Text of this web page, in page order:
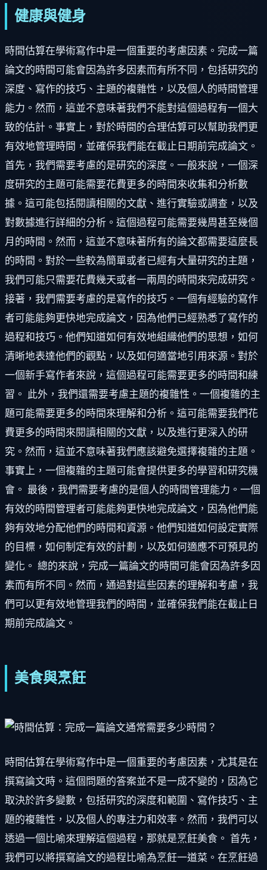
健康與健身
時間估算在學術寫作中是一個重要的考慮因素。完成一篇
論文的時間可能會因為許多因素而有所不同，包括研究的
深度、寫作的技巧、主題的複雜性，以及個人的時間管理
能力。然而，這並不意味著我們不能對這個過程有一個大
致的估計。事實上，對於時間的合理估算可以幫助我們更
有效地管理時間，並確保我們能在截止日期前完成論文。
首先，我們需要考慮的是研究的深度。一般來說，一個深
度研究的主題可能需要花費更多的時間來收集和分析數
據。這可能包括閱讀相關的文獻、進行實驗或調查，以及
對數據進行詳細的分析。這個過程可能需要幾周甚至幾個
月的時間。然而，這並不意味著所有的論文都需要這麼長
的時間。對於一些較為簡單或者已經有大量研究的主題，
我們可能只需要花費幾天或者一兩周的時間來完成研究。
接著，我們需要考慮的是寫作的技巧。一個有經驗的寫作
者可能能夠更快地完成論文，因為他們已經熟悉了寫作的
過程和技巧。他們知道如何有效地組織他們的思想，如何
清晰地表達他們的觀點，以及如何適當地引用來源。對於
一個新手寫作者來說，這個過程可能需要更多的時間和練
習。 此外，我們還需要考慮主題的複雜性。一個複雜的主
題可能需要更多的時間來理解和分析。這可能需要我們花
費更多的時間來閱讀相關的文獻，以及進行更深入的研
究。然而，這並不意味著我們應該避免選擇複雜的主題。
事實上，一個複雜的主題可能會提供更多的學習和研究機
會。 最後，我們需要考慮的是個人的時間管理能力。一個
有效的時間管理者可能能夠更快地完成論文，因為他們能
夠有效地分配他們的時間和資源。他們知道如何設定實際
的目標，如何制定有效的計劃，以及如何適應不可預見的
變化。 總的來說，完成一篇論文的時間可能會因為許多因
素而有所不同。然而，通過對這些因素的理解和考慮，我
們可以更有效地管理我們的時間，並確保我們能在截止日
期前完成論文。
美食與烹飪
時間估算在學術寫作中是一個重要的考慮因素，尤其是在
撰寫論文時。這個問題的答案並不是一成不變的，因為它
取決於許多變數，包括研究的深度和範圍、寫作技巧、主
題的複雜性，以及個人的專注力和效率。然而，我們可以
透過一個比喻來理解這個過程，那就是烹飪美食。 首先，
我們可以將撰寫論文的過程比喻為烹飪一道菜。在烹飪過